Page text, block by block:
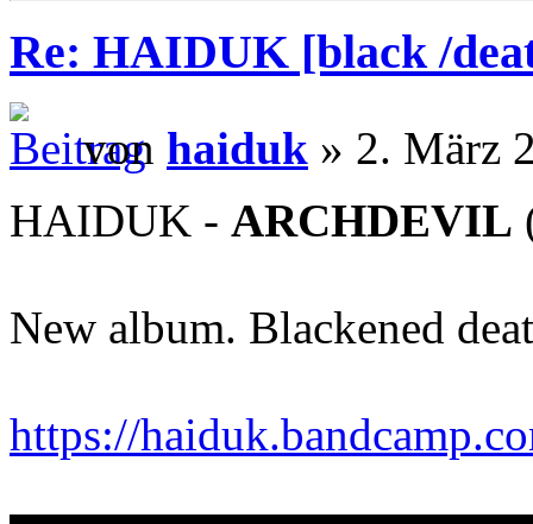
Re: HAIDUK [black /
von haiduk » 2. März
HAIDUK - ARCHDEVIL
New album. Blackened
https://